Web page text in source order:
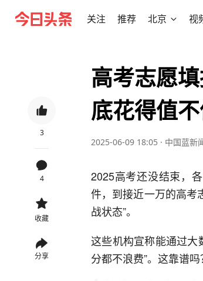
关注 推荐 北京 视
3
4
收藏
分享
高考志愿
底花得值
2025-06-09 18:05 · 中国蓝新
2025高考还没结束，
件，到接近一万的高考
战状态”。
这些机构宣称能通过大
分都不浪费”。这靠谱吗